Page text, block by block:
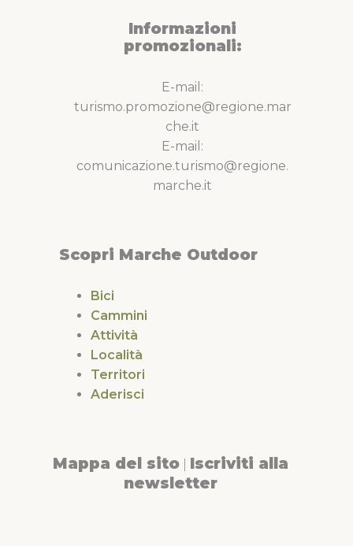
Informazioni
promozionali:
E-mail:
turismo.promozione@regione.mar
che.it
E-mail:
comunicazione.turismo@regione.
marche.it
Scopri Marche Outdoor
Bici
Cammini
Attività
Località
Territori
Aderisci
Mappa del sito Iscriviti alla
newsletter